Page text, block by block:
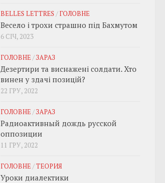
BELLES LETTRES /ГОЛОВНЕ
Весело і трохи страшно під Бахмутом
6 СІЧ, 2023
ГОЛОВНЕ/ЗАРАЗ
Дезертири та виснажені солдати. Хто
винен у здачі позицій?
22 ГРУ, 2022
ГОЛОВНЕ/ЗАРАЗ
Радиоактивный дождь русской
оппозиции
11 ГРУ, 2022
ГОЛОВНЕ/ТЕОРИЯ
Уроки диалектики